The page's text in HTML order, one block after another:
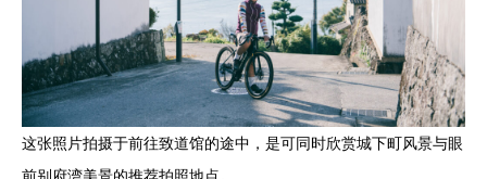
这张照片拍摄于前往致道馆的途中，是可同时欣赏城下町风景与眼